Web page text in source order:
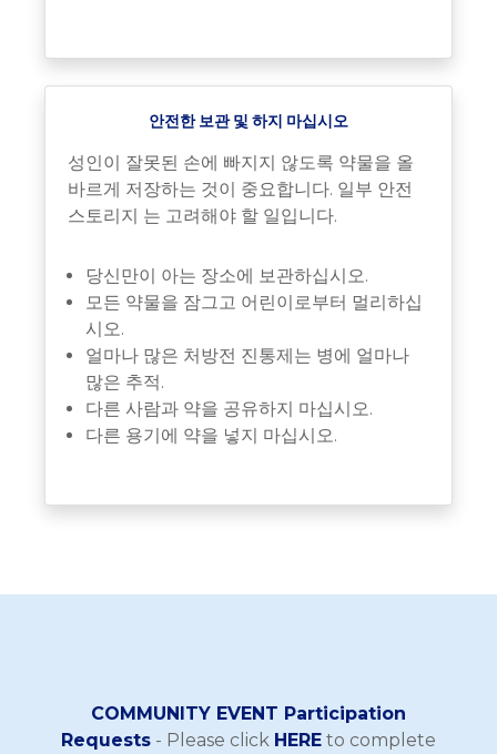
안전한 보관 및 하지 마십시오
성인이 잘못된 손에 빠지지 않도록 약물을 올
바르게 저장하는 것이 중요합니다. 일부 안전
스토리지 는 고려해야 할 일입니다.
당신만이 아는 장소에 보관하십시오.
모든 약물을 잠그고 어린이로부터 멀리하십
시오.
얼마나 많은 처방전 진통제는 병에 얼마나
많은 추적.
다른 사람과 약을 공유하지 마십시오.
다른 용기에 약을 넣지 마십시오.
COMMUNITY EVENT Participation
Requests - Please click HERE to complete